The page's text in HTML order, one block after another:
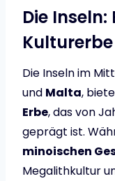
Die
Kulturerbe
Die Inseln im
und Malta,
Erbe, das von
geprägt ist.
minoischen
Megalithkultur